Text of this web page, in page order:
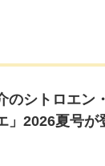
のシトロエン
」2026夏号